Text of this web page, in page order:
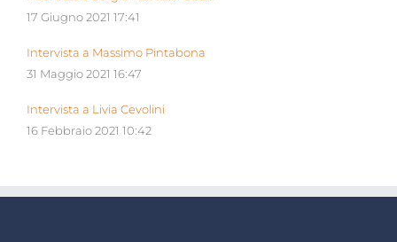
17 Giugno 2021 17:41
Intervista a Massimo Pintabona
31 Maggio 2021 16:47
Intervista a Livia Cevolini
16 Febbraio 2021 10:42